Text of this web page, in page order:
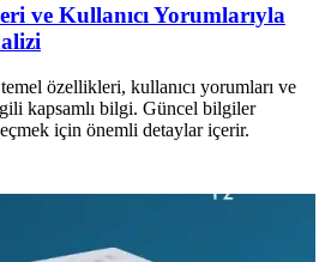
ve Kullanıcı Yorumlarıyla
özellikleri, kullanıcı yorumları ve
kapsamlı bilgi. Güncel bilgiler
için önemli detaylar içerir.